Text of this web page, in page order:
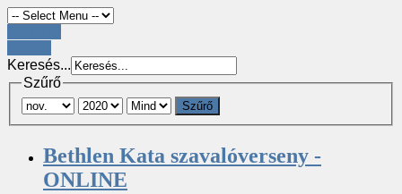
Keresés...
Szűrő
Szűrő
Bethlen Kata szavalóverseny -
ONLINE